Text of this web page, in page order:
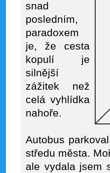
snad
posledním,
paradoxem
je, že cesta
kopulí je
silnější
zážitek než
celá vyhlídka
nahoře.
Autobus
středu města.
ale vydala jsem